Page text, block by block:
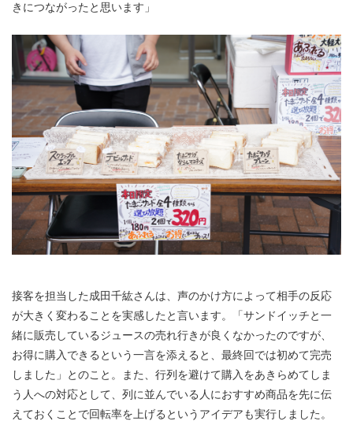
きにつながったと思います」
接客を担当した成田千紘さんは、声のかけ方によって相手の反応
が大きく変わることを実感したと言います。「サンドイッチと一
緒に販売しているジュースの売れ行きが良くなかったのですが、
お得に購入できるという一言を添えると、最終回では初めて完売
しました」とのこと。また、行列を避けて購入をあきらめてしま
う人への対応として、列に並んでいる人におすすめ商品を先に伝
えておくことで回転率を上げるというアイデアも実行しました。